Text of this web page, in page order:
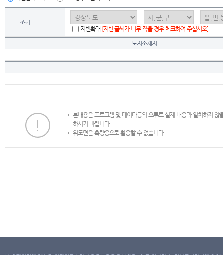
조회
지번확대 [지번 글씨가 너무 작을 경우 체크하여 주십시오]
토지소재지
본내용은 프로그램 및 데이타등의 오류로 실제 내용과 일치하지
하시기 바랍니다.
위도면은 측량용으로 활용할 수 없습니다.